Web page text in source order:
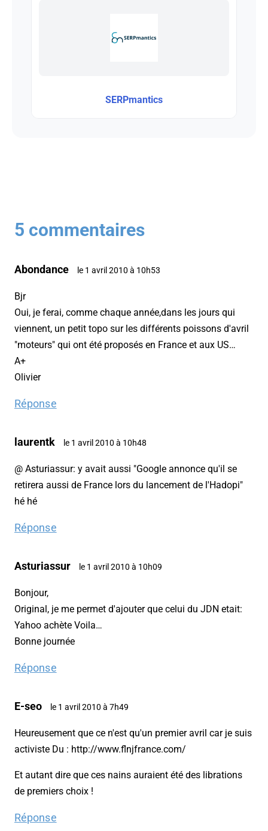
SERPmantics
5 commentaires
Abondance le 1 avril 2010 à 10h53
Bjr
Oui, je ferai, comme chaque année,dans les jours qui
viennent, un petit topo sur les différents poissons d'avril
"moteurs" qui ont été proposés en France et aux US…
A+
Olivier
Réponse
laurentk le 1 avril 2010 à 10h48
@ Asturiassur: y avait aussi "Google annonce qu'il se
retirera aussi de France lors du lancement de l'Hadopi"
hé hé
Réponse
Asturiassur le 1 avril 2010 à 10h09
Bonjour,
Original, je me permet d'ajouter que celui du JDN etait:
Yahoo achète Voila…
Bonne journée
Réponse
E-seo le 1 avril 2010 à 7h49
Heureusement que ce n'est qu'un premier avril car je suis
activiste Du : http://www.flnjfrance.com/
Et autant dire que ces nains auraient été des librations
de premiers choix !
Réponse